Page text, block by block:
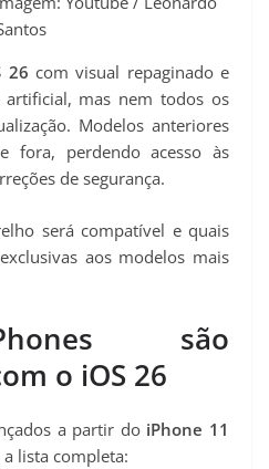
26 com visual repaginado e
artificial, mas nem todos os
Modelos anteriores
fora, perdendo acesso às
de segurança.
será compatível e quais
aos modelos mais
são
o iOS 26
a partir do iPhone 11
a lista completa: